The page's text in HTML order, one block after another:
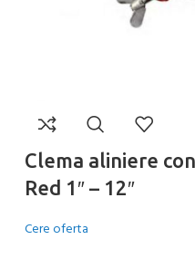
Clema aliniere
Red 1″ – 12″
Cere oferta